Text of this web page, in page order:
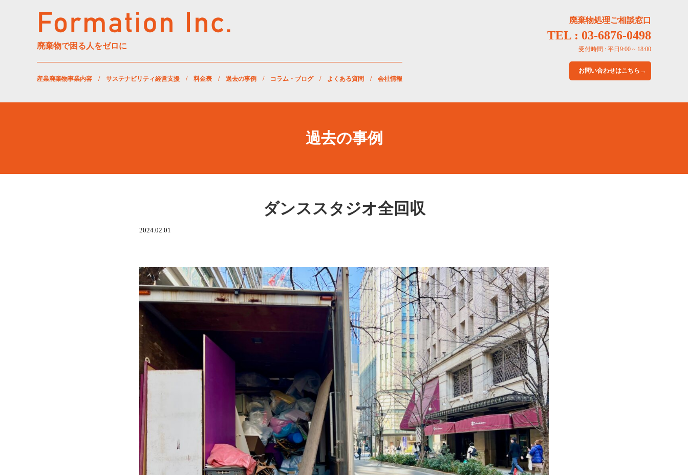
廃棄物で困る人をゼロに
産業廃棄物事業内容 / サステナビリティ経営支援 / 料金表 / 過去の事例 / コラム・ブログ/ よくある質問 / 会社情報
廃棄物処理ご相談窓口
TEL : 03-6876-0498
受付時間 : 平日9:00 ~ 18:00
お問い合わせはこちら→
過去の事例
ダンススタジオ全回収
2024.02.01